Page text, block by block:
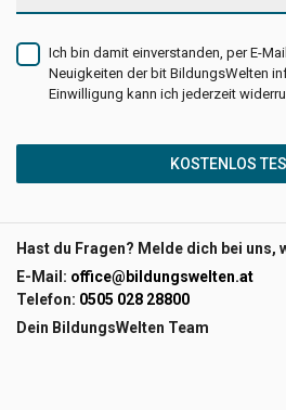
Ich bin damit einverstanden, per E-
Neuigkeiten der bit BildungsWelten
Einwilligung kann ich jederzeit
KOSTENLOS
Hast du Fragen? Melde dich bei uns,
E-Mail: office@bildungswelten.at
Telefon: 0505 028 28800
Dein BildungsWelten Team